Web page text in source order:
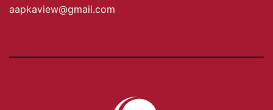
aapkaview@gmail.com